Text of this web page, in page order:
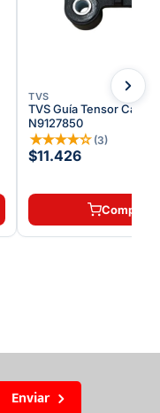
TVS
TVS Guía Tensor
N9127850
★★★★☆ (3)
$11.426
Comprar
Enviar